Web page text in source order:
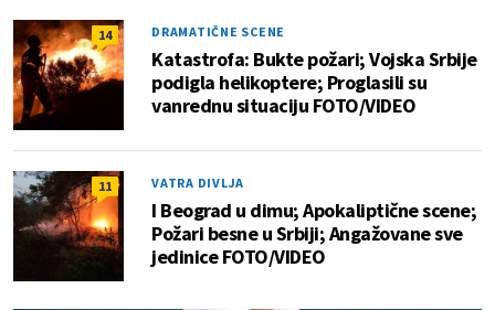
14 DRAMATIČNE SCENE
Katastrofa: Bukte požari; Vojska Srbije
podigla helikoptere; Proglasili su
vanrednu situaciju FOTO/VIDEO
11 VATRA DIVLJA
I Beograd u dimu; Apokaliptične scene;
Požari besne u Srbiji; Angažovane sve
jedinice FOTO/VIDEO